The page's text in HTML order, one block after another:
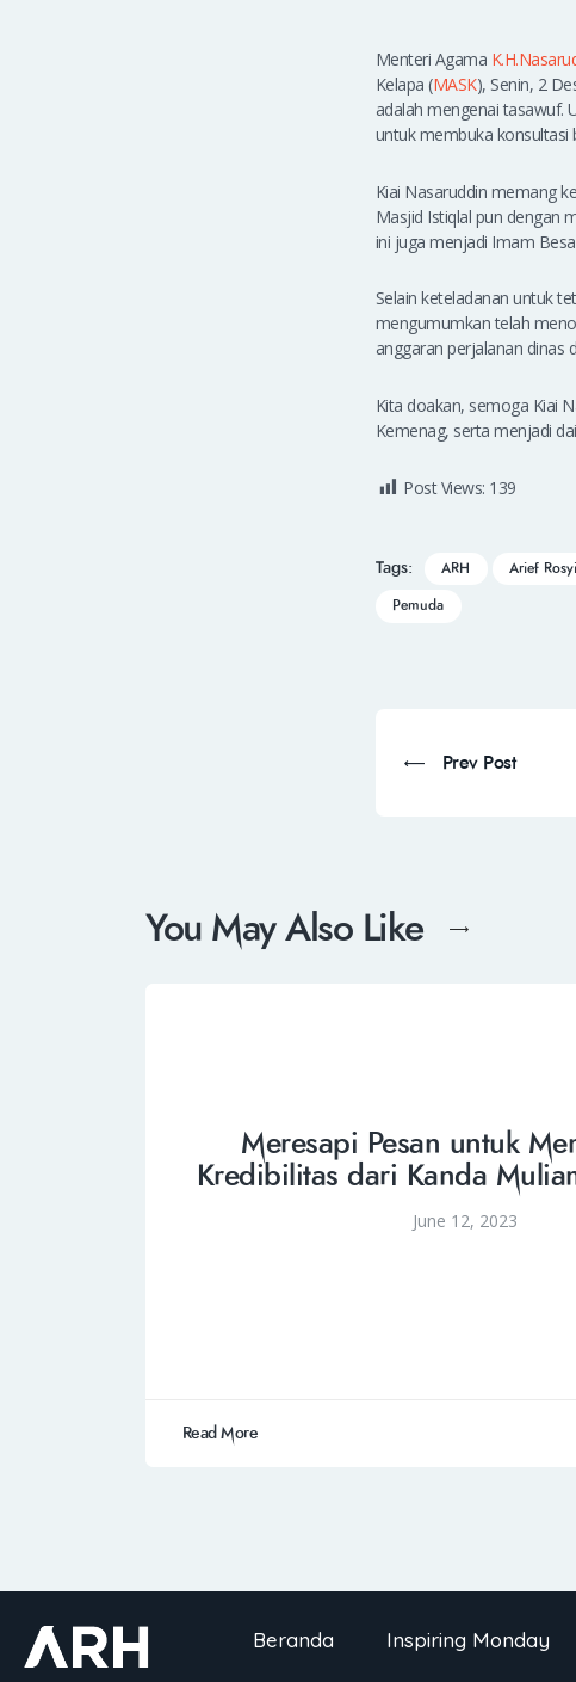
Menteri Agama
Kelapa (MASK), Senin, 2
adalah mengenai tasawuf.
untuk membuka konsultasi
Kiai Nasaruddin memang
Masjid Istiqlal pun dengan
ini juga menjadi Imam
Selain keteladanan untuk
mengumumkan telah
anggaran perjalanan dinas
Kita doakan, semoga Kiai
Kemenag, serta menjadi
Post Views: 139
Tags: ARH Arief
Pemuda
Prev Post
You May Also Like
Meresapi Pesan untuk
Kredibilitas dari Kanda
June 12, 2023
Read More
Beranda Inspiring Monday